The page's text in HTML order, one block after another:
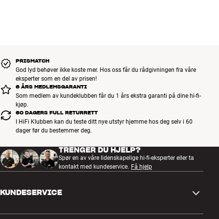
Mer fra SOUNDBOKS
PRISMATCH
God lyd behøver ikke koste mer. Hos oss får du rådgivningen fra våre
eksperter som en del av prisen!
6 ÅRS MEDLEMSGARANTI
Som medlem av kundeklubben får du 1 års ekstra garanti på dine hi-fi-
kjøp.
60 DAGERS FULL RETURRETT
I HiFi Klubben kan du teste ditt nye utstyr hjemme hos deg selv i 60
dager før du bestemmer deg.
TRENGER DU HJELP?
Spør en av våre lidenskapelige hi-fi-eksperter eller ta
kontakt med kundeservice. Få hjelp
KUNDESERVICE